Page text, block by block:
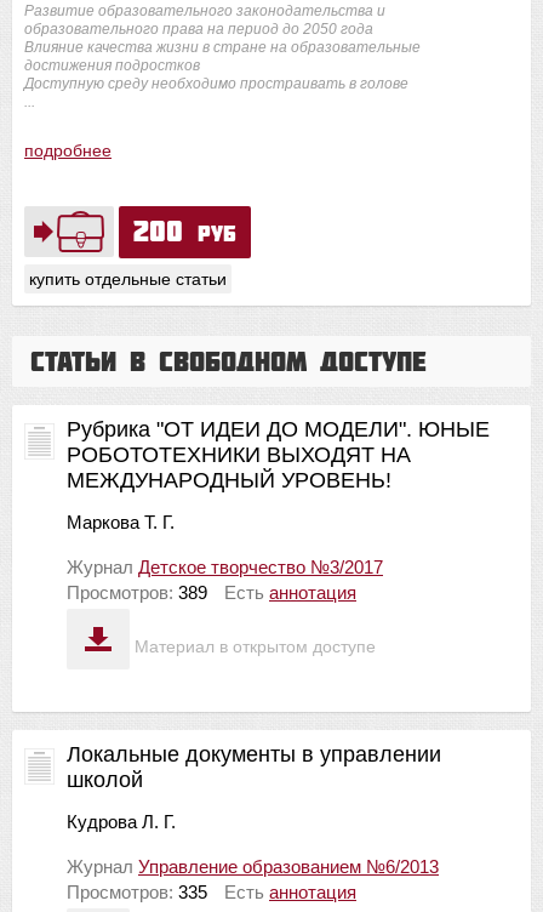
200 руб
купить отдельные статьи
Развитие образовательного законодательства и
образовательного права на период до 2050 года
Влияние качества жизни в стране на образовательные
достижения подростков
Доступную среду необходимо простраивать в голове
подробнее
Статьи в свободном доступе
Материал в открытом доступе
Рубрика "ОТ ИДЕИ ДО МОДЕЛИ". ЮНЫЕ
РОБОТОТЕХНИКИ ВЫХОДЯТ НА
МЕЖДУНАРОДНЫЙ УРОВЕНЬ!
Маркова Т. Г.
Журнал Детское творчество №3/2017
Просмотров: 389 Есть аннотация
Локальные документы в управлении
школой
Кудрова Л. Г.
Журнал Управление образованием №6/2013
Просмотров: 335 Есть аннотация